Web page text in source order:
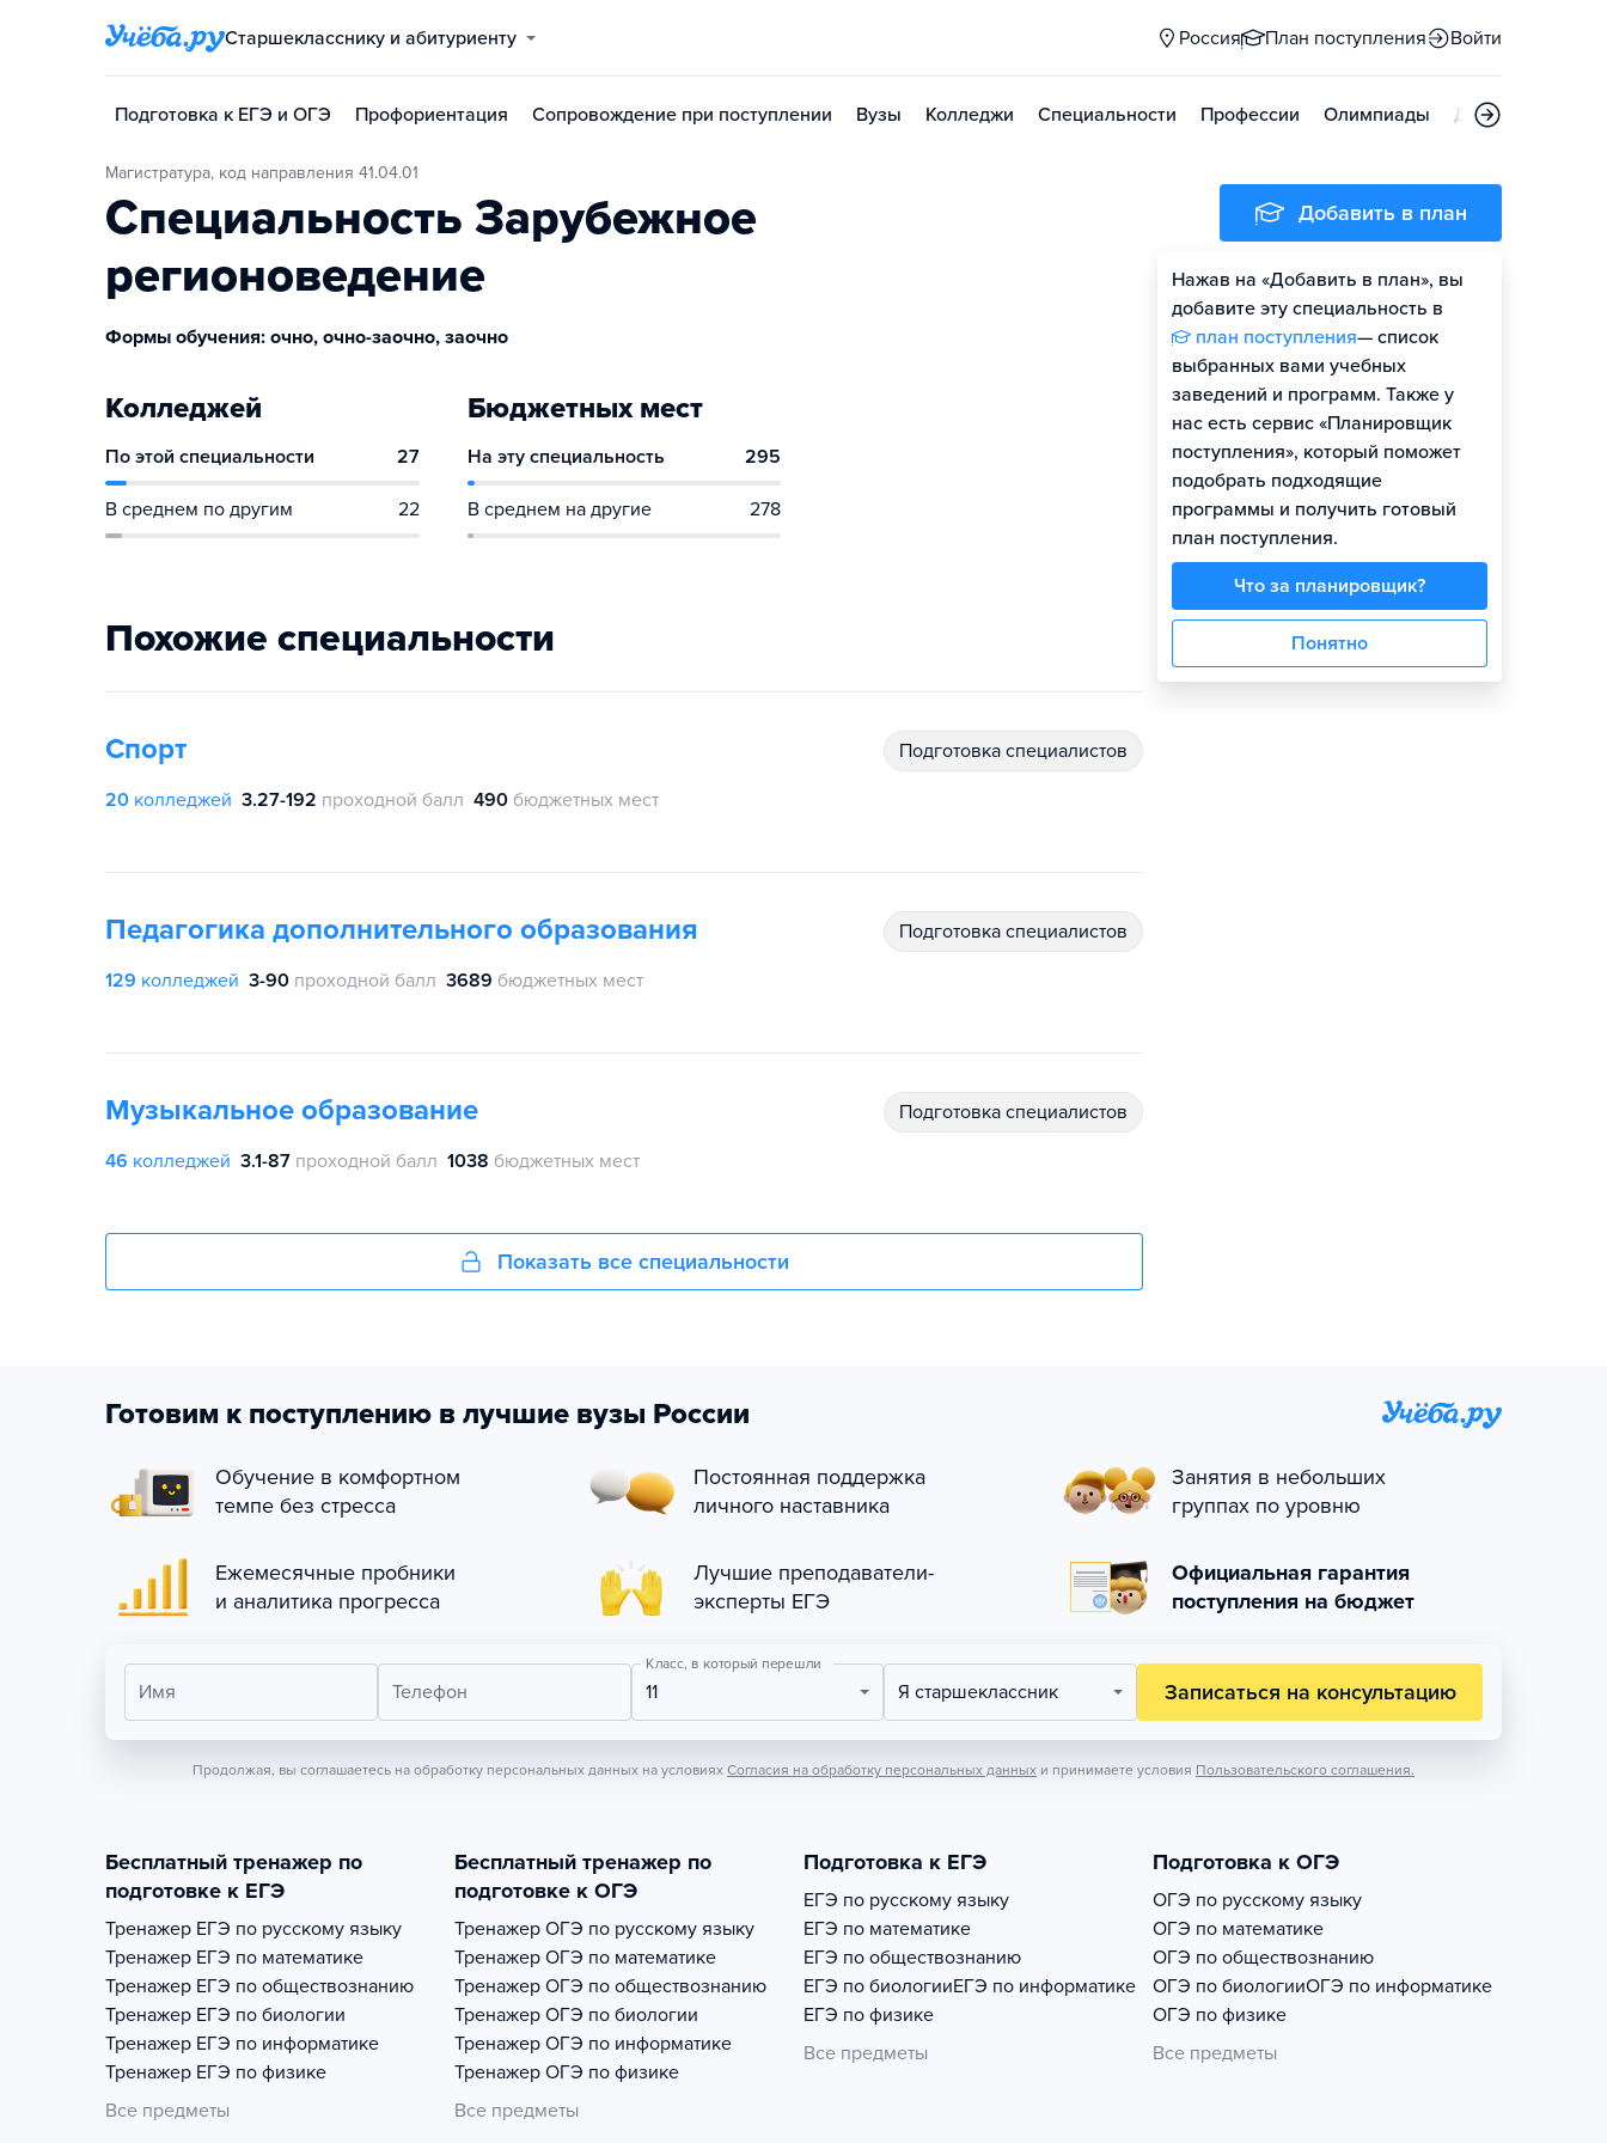
Старшекласснику и абитуриенту Россия План поступления Войти
Подготовка к ЕГЭ и ОГЭ Профориентация Сопровождение при поступлении Вузы Колледжи Специальности Профессии Олимпиады Дни открытых
Магистратура, код направления 41.04.01
Специальность Зарубежное
регионоведение
Формы обучения: очно, очно-заочно, заочно
Колледжей
По этой специальности 27
В среднем по другим 22
Бюджетных мест
На эту специальность 295
В среднем на другие 278
Похожие специальности
Спорт подготовка специалистов
20 колледжей 3.27-192 проходной балл 490 бюджетных мест
Педагогика дополнительного образования подготовка специалистов
129 колледжей 3-90 проходной балл 3689 бюджетных мест
Музыкальное образование подготовка специалистов
46 колледжей 3.1-87 проходной балл 1038 бюджетных мест
Показать все специальности
Добавить в план
Нажав на «Добавить в план», вы
добавите эту специальность в
план поступления— список
выбранных вами учебных
заведений и программ. Также у
нас есть сервис «Планировщик
поступления», который поможет
подобрать подходящие
программы и получить готовый
план поступления.
Что за планировщик?
Понятно
Готовим к поступлению в лучшие вузы России
Обучение в комфортном
темпе без стресса
Постоянная поддержка
личного наставника
Занятия в небольших
группах по уровню
Ежемесячные пробники
и аналитика прогресса
Лучшие преподаватели-
эксперты ЕГЭ
Официальная гарантия
поступления на бюджет
Имя Телефон
Класс, в который перешли
11 Я старшеклассник Записаться на консультацию
Продолжая, вы соглашаетесь на обработку персональных данных на условиях Согласия на обработку персональных данных и принимаете условия Пользовательского соглашения.
Бесплатный тренажер по
подготовке к ЕГЭ
Тренажер ЕГЭ по русскому языку
Тренажер ЕГЭ по математике
Тренажер ЕГЭ по обществознанию
Тренажер ЕГЭ по биологии
Тренажер ЕГЭ по информатике
Тренажер ЕГЭ по физике
Все предметы
Бесплатный тренажер по
подготовке к ОГЭ
Тренажер ОГЭ по русскому языку
Тренажер ОГЭ по математике
Тренажер ОГЭ по обществознанию
Тренажер ОГЭ по биологии
Тренажер ОГЭ по информатике
Тренажер ОГЭ по физике
Все предметы
Подготовка к ЕГЭ
ЕГЭ по русскому языку
ЕГЭ по математике
ЕГЭ по обществознанию
ЕГЭ по биологииЕГЭ по информатике
ЕГЭ по физике
Все предметы
Подготовка к ОГЭ
ОГЭ по русскому языку
ОГЭ по математике
ОГЭ по обществознанию
ОГЭ по биологииОГЭ по информатике
ОГЭ по физике
Все предметы